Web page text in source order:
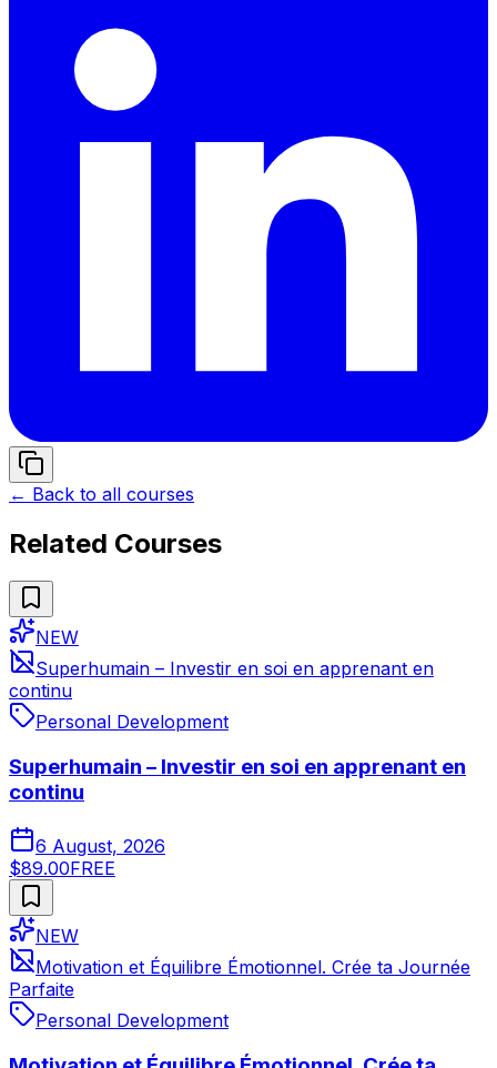
← Back to all courses
Related Courses
NEW
Superhumain – Investir en soi en apprenant en
continu
Personal Development
Superhumain – Investir en soi en apprenant en
continu
6 August, 2026
$89.00FREE
NEW
Motivation et Équilibre Émotionnel. Crée ta Journée
Parfaite
Personal Development